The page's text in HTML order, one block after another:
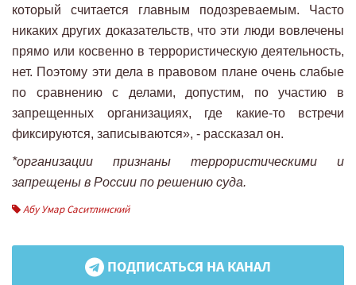
который считается главным подозреваемым. Часто
никаких других доказательств, что эти люди вовлечены
прямо или косвенно в террористическую деятельность,
нет. Поэтому эти дела в правовом плане очень слабые
по сравнению с делами, допустим, по участию в
запрещенных организациях, где какие-то встречи
фиксируются, записываются», - рассказал он.
*организации признаны террористическими и
запрещены в России по решению суда.
Абу Умар Саситлинский
ПОДПИСАТЬСЯ НА КАНАЛ